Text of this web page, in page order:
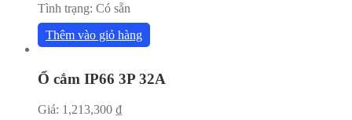
Tình trạng: Có sẵn
Thêm vào giỏ hàng
Ổ cắm IP66 3P 32A
Giá: 1,213,300 ₫